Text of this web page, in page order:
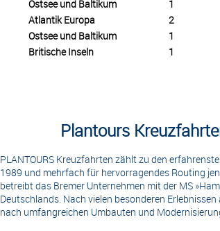
Ostsee und Baltikum
1
Atlantik Europa
2
Ostsee und Baltikum
1
Britische Inseln
1
Plantours
PLANTOURS Kreuzfahrten zählt zu den
1989 und mehrfach für hervorragendes Routing
betreibt das Bremer Unternehmen mit der MS
Deutschlands. Nach vielen besonderen
nach umfangreichen Umbauten und